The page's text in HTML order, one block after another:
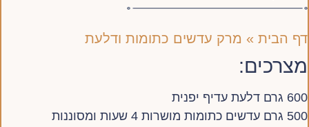
דף הבית » מרק עדשים כתומות ודלעת
מצרכים:
600 גרם דלעת עדיף יפנית
500 גרם עדשים כתומות מושרות 4 שעות ומסוננות